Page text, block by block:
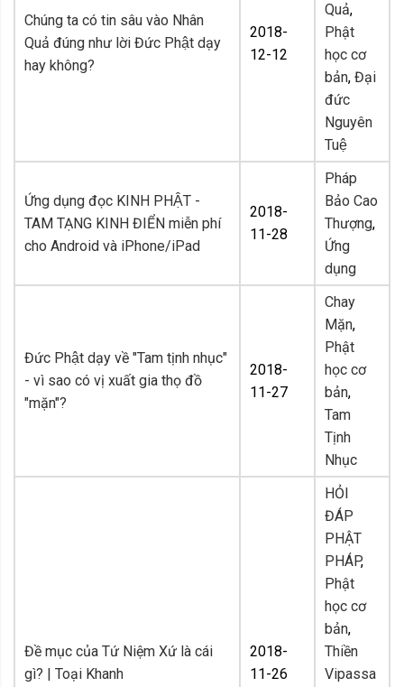
Chúng ta có tin sâu vào Nhân
Quả đúng như lời Đức Phật dạy
hay không?
2018-
12-12
Quả,
Phật
học cơ
bản, Đại
đức
Nguyên
Tuệ
Ứng dụng đọc KINH PHẬT -
TAM TẠNG KINH ĐIỂN miễn phí
cho Android và iPhone/iPad
2018-
11-28
Pháp
Bảo Cao
Thượng,
Ứng
dụng
Đức Phật dạy về "Tam tịnh nhục"
- vì sao có vị xuất gia thọ đồ
"mặn"?
2018-
11-27
Chay
Mặn,
Phật
học cơ
bản,
Tam
Tịnh
Nhục
Đề mục của Tứ Niệm Xứ là cái
gì? | Toại Khanh
2018-
11-26
HỎI
ĐÁP
PHẬT
PHÁP,
Phật
học cơ
bản,
Thiền
Vipassa